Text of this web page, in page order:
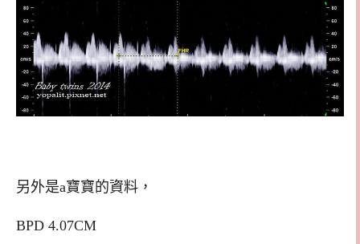
另外是a寶寶的資料，
BPD 4.07CM